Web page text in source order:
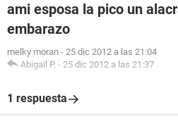
ami esposa la pico un
embarazo
melky moran - 25 dic 2012 a las 21:04
Abigail P. - 25 dic 2012 a las 21:37
1 respuesta